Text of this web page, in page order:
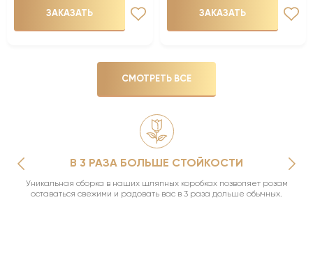
ЗАКАЗАТЬ ЗАКАЗАТЬ
СМОТРЕТЬ ВСЕ
В 3 РАЗА БОЛЬШЕ СТОЙКОСТИ
Уникальная сборка в наших шляпных коробках позволяет розам
оставаться свежими и радовать вас в 3 раза дольше обычных.